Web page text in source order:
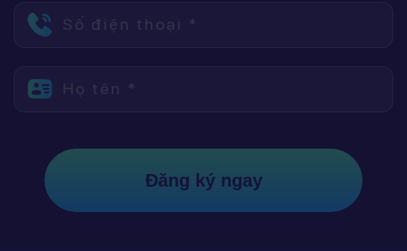
Số điện thoại *
Họ tên *
Đăng ký ngay